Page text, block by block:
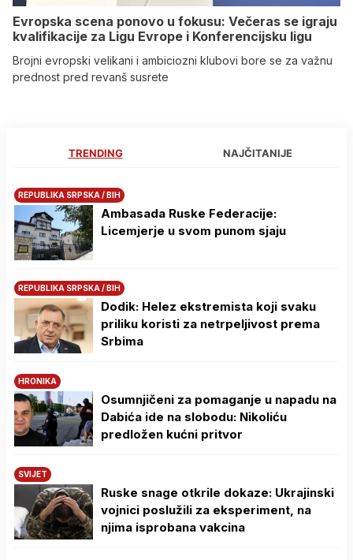
Evropska scena ponovo u fokusu: Večeras se igraju
kvalifikacije za Ligu Evrope i Konferencijsku ligu
Brojni evropski velikani i ambiciozni klubovi bore se za važnu
prednost pred revanš susrete
TRENDING NAJČITANIJE
REPUBLIKA SRPSKA / BIH
Ambasada Ruske Federacije:
Licemjerje u svom punom sjaju
REPUBLIKA SRPSKA / BIH
Dodik: Helez ekstremista koji svaku
priliku koristi za netrpeljivost prema
Srbima
HRONIKA
Osumnjičeni za pomaganje u napadu na
Dabića ide na slobodu: Nikoliću
predložen kućni pritvor
SVIJET
Ruske snage otkrile dokaze: Ukrajinski
vojnici poslužili za eksperiment, na
njima isprobana vakcina